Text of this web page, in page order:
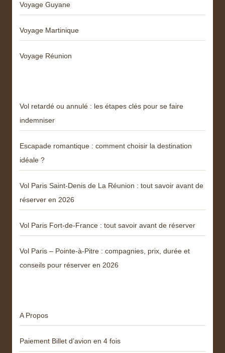
Voyage Guyane
Voyage Martinique
Voyage Réunion
Vol retardé ou annulé : les étapes clés pour se faire
indemniser
Escapade romantique : comment choisir la destination
idéale ?
Vol Paris Saint-Denis de La Réunion : tout savoir avant de
réserver en 2026
Vol Paris Fort-de-France : tout savoir avant de réserver
Vol Paris – Pointe-à-Pitre : compagnies, prix, durée et
conseils pour réserver en 2026
A Propos
Paiement Billet d’avion en 4 fois